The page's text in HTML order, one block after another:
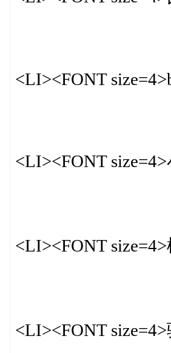
<LI><FONT
<LI><FONT
<LI><FONT
<LI><FONT